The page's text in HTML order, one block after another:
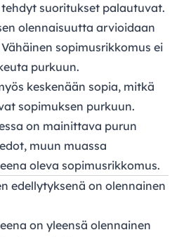
suoritukset palautuvat.
olennaisuutta arvioidaan
sopimusrikkomus ei
purkuun.
keskenään sopia, mitkä
sopimuksen purkuun.
on mainittava purun
muun muassa
oleva sopimusrikkomus.
edellytyksenä on olennainen
on yleensä olennainen